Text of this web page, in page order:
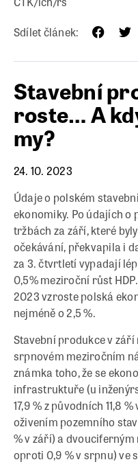
Sdílet článek:
Stavební
roste… A
my?
24. 10. 2023
Údaje o polském
ekonomiky. Po údajích
tržbách za září, které
očekávání, překvapila i
za 3. čtvrtletí vypadají
0,5% meziroční růst
2023 vzroste polská
nejméně o 2,5 %.
Stavební produkce v září
srpnovém meziročním
známka toho, že se
infrastruktuře (u
17,9 % z původních 11,8
oživením pozemního
% v září) a
oproti 0,9 % v srpnu) ve